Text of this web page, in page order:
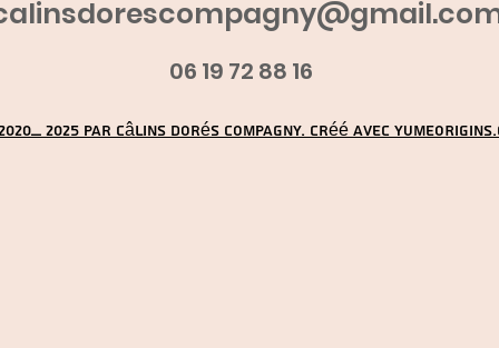
06 19 72 88 16
2025 par Câlins Dorés Compagny. Créé avec